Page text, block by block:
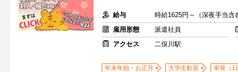
給与
時給1625円～（深夜手当含
雇用形態
派遣社員
アクセス
二俣川駅
年末年始・お正月 大学生歓迎
単発（1